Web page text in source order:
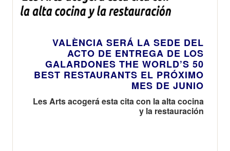
VALÈNCIA SERÁ LA SEDE DEL
ACTO DE ENTREGA DE LOS
GALARDONES THE WORLD’S 50
BEST RESTAURANTS EL PRÓXIMO
MES DE JUNIO
Les Arts acogerá esta cita con la alta cocina
y la restauración